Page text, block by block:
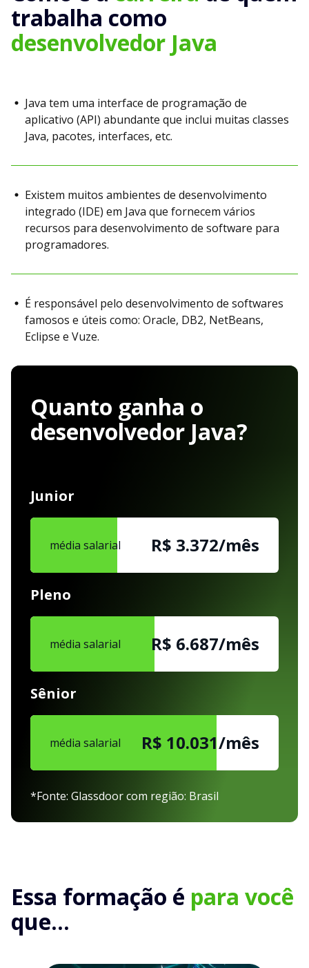
trabalha como
desenvolvedor Java
Java tem uma interface de programação de
aplicativo (API) abundante que inclui muitas classes
Java, pacotes, interfaces, etc.
Existem muitos ambientes de desenvolvimento
integrado (IDE) em Java que fornecem vários
recursos para desenvolvimento de software para
programadores.
É responsável pelo desenvolvimento de softwares
famosos e úteis como: Oracle, DB2, NetBeans,
Eclipse e Vuze.
Quanto ganha o
desenvolvedor Java?
Junior
média salarial R$ 3.372/mês
Pleno
média salarial R$ 6.687/mês
Sênior
média salarial R$ 10.031/mês
*Fonte: Glassdoor com região: Brasil
Essa formação é para você
que...